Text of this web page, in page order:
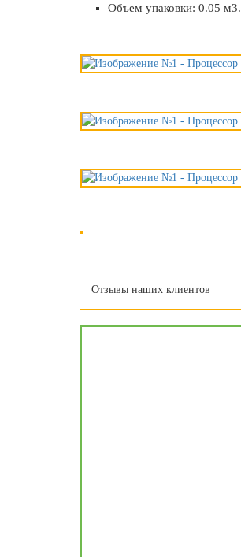
Объем упаковки: 0.05 м3.
Отзывы наших клиентов